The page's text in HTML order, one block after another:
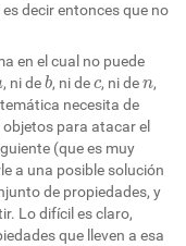
decir entonces que no
en el cual no puede
, ni deb
b, ni dec
c, ni den
n,
necesita de
para atacar el
(que es muy
a una posible solución
de propiedades, y
Lo difícil es claro,
que lleven a esa